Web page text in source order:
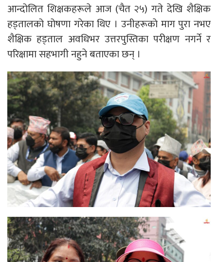
आन्दोलित शिक्षकहरूले आज (चैत २५) गते देखि शैक्षिक
हड्तालको घोषणा गरेका थिए । उनीहरूकाे माग पुरा नभए
शैक्षिक हड्ताल अवधिभर उत्तरपुस्तिका परीक्षण नगर्ने र
परिक्षामा सहभागी नहुने बताएका छन् ।